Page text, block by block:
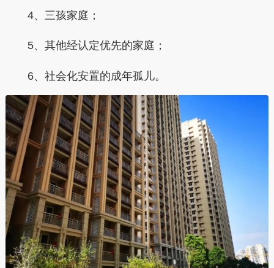
4、三孩家庭；
5、其他经认定优先的家庭；
6、社会化安置的成年孤儿。